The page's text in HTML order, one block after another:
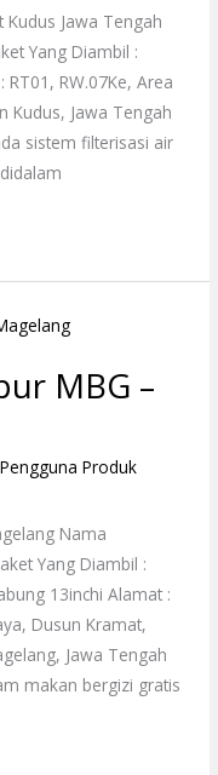
Kudus Jawa Tengah
Yang Diambil :
RW.07Ke, Area
Kudus, Jawa Tengah
sistem filterisasi air
MBG –
Pengguna Produk
Nama
Yang Diambil :
13inchi Alamat :
Dusun Kramat,
Jawa Tengah
makan bergizi gratis